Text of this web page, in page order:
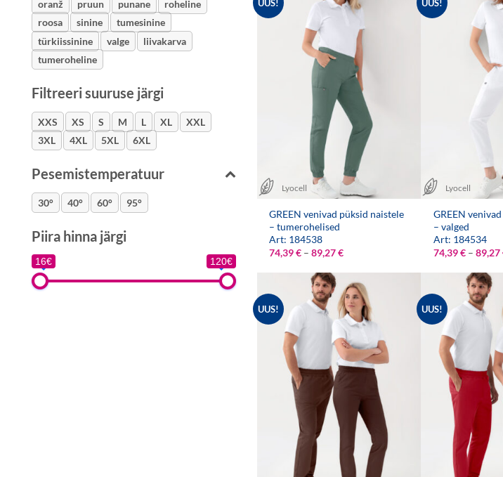
oranž
pruun punane
roheline
roosa
sinine
tumesinine
türkiissinine
valge
liivakarva
tumeroheline
Filtreeri suuruse järgi
XXS XS S M L XL
XXL
3XL
4XL 5XL 6XL
Pesemistemperatuur
30° 40° 60° 95°
Piira hinna järgi
16€ 120€
UUS!
Lyocell
GREEN venivad püksid naistele
– tumerohelised
Art: 184538
74,39€ – 89,27€Hinnavahemik:
kuni
89,27 €
UUS!
Lyocell
GREEN
– valged
Art: 184534
74,39€ – 89,27
UUS! UUS!